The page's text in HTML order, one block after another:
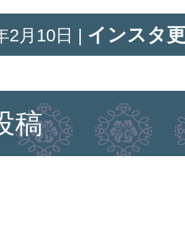
2月10日 | インスタ
稿